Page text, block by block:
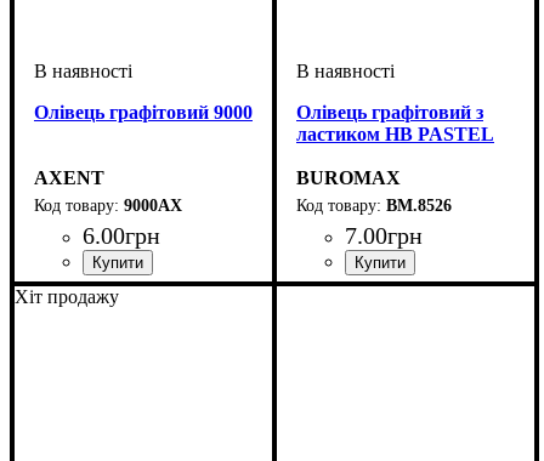
Олівець графітовий 9000
AXENT
9000АХ
6.00грн
Олівець графітовий з
ластиком HB PASTEL
BUROMAX
BM.8526
7.00грн
Хіт продажу